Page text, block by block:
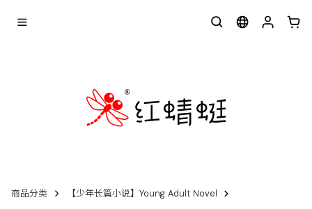
商品分类
【少年长篇小说】Young Adult Novel